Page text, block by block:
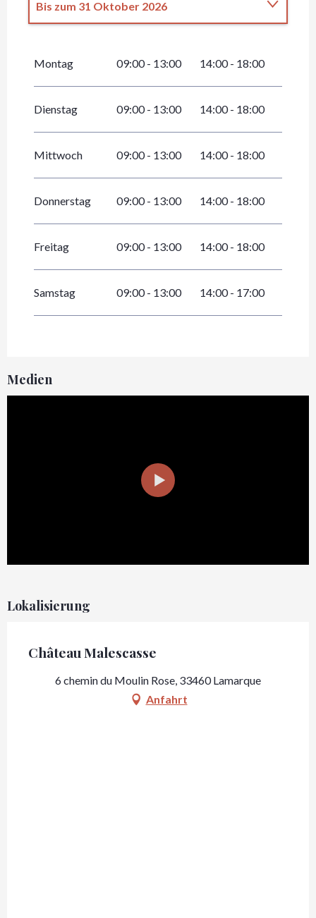
Bis zum 31 Oktober 2026
vom 1 November 2026bis zum31
Montag 09:00 - 13:00 14:00 - 18:00
Dienstag 09:00 - 13:00 14:00 - 18:00
Mittwoch 09:00 - 13:00 14:00 - 18:00
Donnerstag 09:00 - 13:00 14:00 - 18:00
Freitag 09:00 - 13:00 14:00 - 18:00
Samstag 09:00 - 13:00 14:00 - 17:00
Medien
Lokalisierung
Château Malescasse
6 chemin du Moulin Rose, 33460 Lamarque
Anfahrt